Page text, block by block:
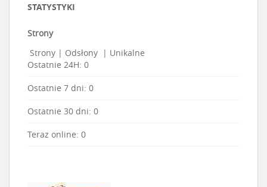
STATYSTYKI
Strony
Strony | Odsłony | Unikalne
Ostatnie 24H: 0
Ostatnie 7 dni: 0
Ostatnie 30 dni: 0
Teraz online: 0